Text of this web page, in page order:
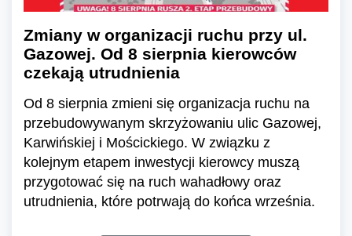
Zmiany w organizacji ruchu przy ul.
Gazowej. Od 8 sierpnia kierowców
czekają utrudnienia
Od 8 sierpnia zmieni się organizacja ruchu na
przebudowywanym skrzyżowaniu ulic Gazowej,
Karwińskiej i Mościckiego. W związku z
kolejnym etapem inwestycji kierowcy muszą
przygotować się na ruch wahadłowy oraz
utrudnienia, które potrwają do końca września.